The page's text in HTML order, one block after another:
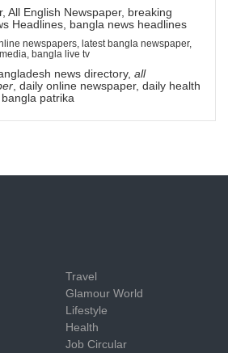
All English Newspaper, breaking
Headlines, bangla news headlines
newspapers, latest bangla newspaper,
bangla live tv
news directory, all
, daily online newspaper, daily health
patrika
Travel
Glamour World
Lifestyle
Health
Job Circular